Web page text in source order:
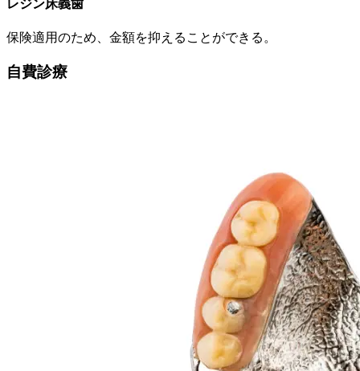
レジン床義歯
保険適用のため、金額を抑えることができる。
自費診療